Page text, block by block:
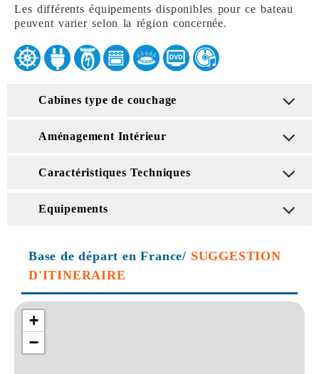
Les différents équipements disponibles pour ce bateau
peuvent varier selon la région concernée.
Cabines type de couchage
Aménagement Intérieur
Caractéristiques Techniques
Equipements
Base de départ en France/ SUGGESTION
D'ITINERAIRE